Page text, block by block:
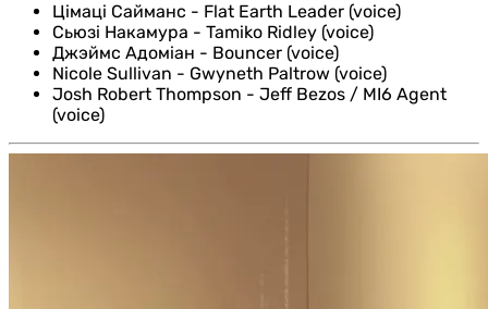
Цімаці Сайманс - Flat Earth Leader (voice)
Сьюзі Накамура - Tamiko Ridley (voice)
Джэймс Адоміан - Bouncer (voice)
Nicole Sullivan - Gwyneth Paltrow (voice)
Josh Robert Thompson - Jeff Bezos / MI6 Agent
(voice)